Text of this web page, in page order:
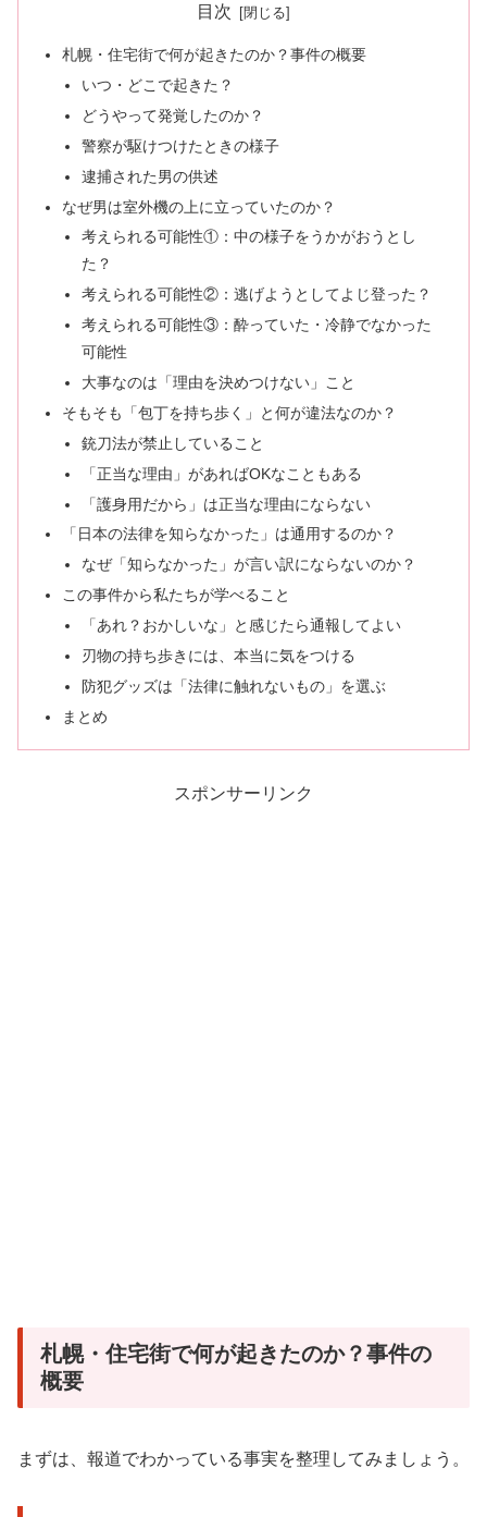
目次
札幌・住宅街で何が起きたのか？事件の概要
いつ・どこで起きた？
どうやって発覚したのか？
警察が駆けつけたときの様子
逮捕された男の供述
なぜ男は室外機の上に立っていたのか？
考えられる可能性①：中の様子をうかがおうとし
た？
考えられる可能性②：逃げようとしてよじ登った？
考えられる可能性③：酔っていた・冷静でなかった
可能性
大事なのは「理由を決めつけない」こと
そもそも「包丁を持ち歩く」と何が違法なのか？
銃刀法が禁止していること
「正当な理由」があればOKなこともある
「護身用だから」は正当な理由にならない
「日本の法律を知らなかった」は通用するのか？
なぜ「知らなかった」が言い訳にならないのか？
この事件から私たちが学べること
「あれ？おかしいな」と感じたら通報してよい
刃物の持ち歩きには、本当に気をつける
防犯グッズは「法律に触れないもの」を選ぶ
まとめ
スポンサーリンク
札幌・住宅街で何が起きたのか？事件の
概要
まずは、報道でわかっている事実を整理してみましょう。